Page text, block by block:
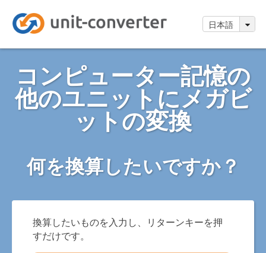
日本語
コンピューター記憶の
他のユニットにメガビ
ットの変換
何を換算したいですか？
換算したいものを入力し、リターンキーを押
すだけです。